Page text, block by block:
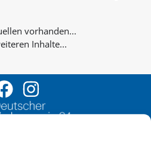
Inhalte...